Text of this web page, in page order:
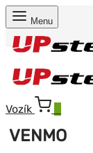
Menu
Vozík
VENMO